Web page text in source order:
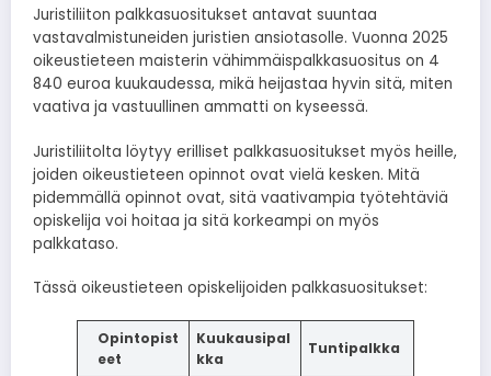
Juristiliiton palkkasuositukset antavat suuntaa
vastavalmistuneiden juristien ansiotasolle. Vuonna 2025
oikeustieteen maisterin vähimmäispalkkasuositus on 4
840 euroa kuukaudessa, mikä heijastaa hyvin sitä, miten
vaativa ja vastuullinen ammatti on kyseessä.
Juristiliitolta löytyy erilliset palkkasuositukset myös heille,
joiden oikeustieteen opinnot ovat vielä kesken. Mitä
pidemmällä opinnot ovat, sitä vaativampia työtehtäviä
opiskelija voi hoitaa ja sitä korkeampi on myös
palkkataso.
Tässä oikeustieteen opiskelijoiden palkkasuositukset:
Opintopist
eet
Kuukausipal
kka
Tuntipalkka